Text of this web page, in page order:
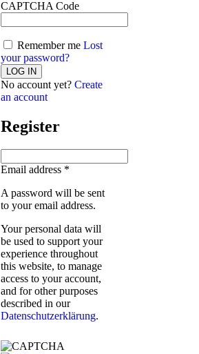
CAPTCHA Code
Remember me Lost
your password?
No account yet? Create
an account
Register
Email address *
A password will be sent
to your email address.
Your personal data will
be used to support your
experience throughout
this website, to manage
access to your account,
and for other purposes
described in our
Datenschutzerklärung.